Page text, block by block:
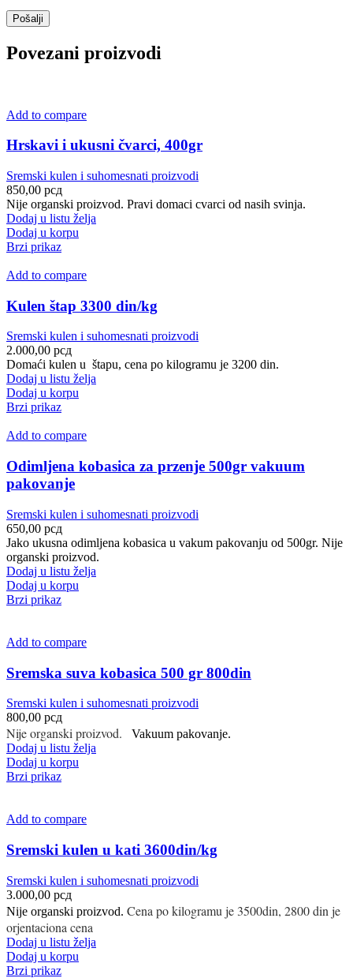
Povezani proizvodi
Add to compare
Hrskavi i ukusni čvarci, 400gr
Sremski kulen i suhomesnati proizvodi
850,00 рсд
Nije organski proizvod. Pravi domaci cvarci od nasih svinja.
Dodaj u listu želja
Dodaj u korpu
Brzi prikaz
Add to compare
Kulen štap 3300 din/kg
Sremski kulen i suhomesnati proizvodi
2.000,00 рсд
Domaći kulen u štapu, cena po kilogramu je 3200 din.
Dodaj u listu želja
Dodaj u korpu
Brzi prikaz
Add to compare
Odimljena kobasica za przenje 500gr vakuum
pakovanje
Sremski kulen i suhomesnati proizvodi
650,00 рсд
Jako ukusna odimljena kobasica u vakum pakovanju od 500gr. Nije
organski proizvod.
Dodaj u listu želja
Dodaj u korpu
Brzi prikaz
Add to compare
Sremska suva kobasica 500 gr 800din
Sremski kulen i suhomesnati proizvodi
800,00 рсд
Nije organski proizvod. Vakuum pakovanje.
Dodaj u listu želja
Dodaj u korpu
Brzi prikaz
Add to compare
Sremski kulen u kati 3600din/kg
Sremski kulen i suhomesnati proizvodi
3.000,00 рсд
Nije organski proizvod. Cena po kilogramu je 3500din, 2800 din je
orjentaciona cena
Dodaj u listu želja
Dodaj u korpu
Brzi prikaz